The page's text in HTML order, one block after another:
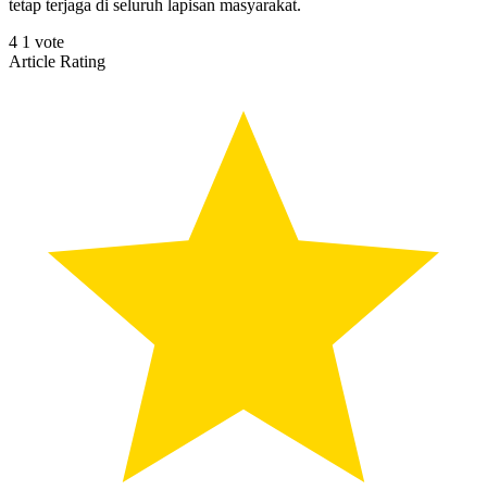
tetap terjaga di seluruh lapisan masyarakat.
4 1 vote
Article Rating